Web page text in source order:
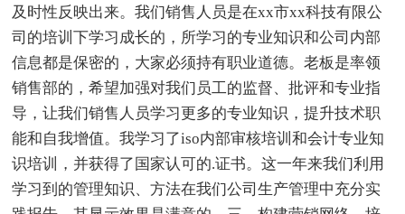
及时性反映出来。我们销售人员是在xx市xx科技有限公
司的培训下学习成长的，所学习的专业知识和公司内部
信息都是保密的，大家必须持有职业道德。老板是率领
销售部的，希望加强对我们员工的监督、批评和专业指
导，让我们销售人员学习更多的专业知识，提升技术职
能和自我增值。我学习了iso内部审核培训和会计专业知
识培训，并获得了国家认可的.证书。这一年来我们利用
学习到的管理知识、方法在我们公司生产管理中充分实